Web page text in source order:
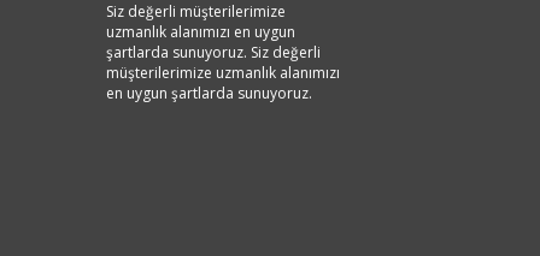
Siz değerli müşterilerimize
uzmanlık alanımızı en uygun
şartlarda sunuyoruz. Siz değerli
müşterilerimize uzmanlık alanımızı
en uygun şartlarda sunuyoruz.